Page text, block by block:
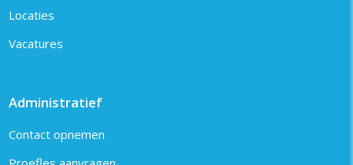
Locaties
Vacatures
Administratief
Contact opnemen